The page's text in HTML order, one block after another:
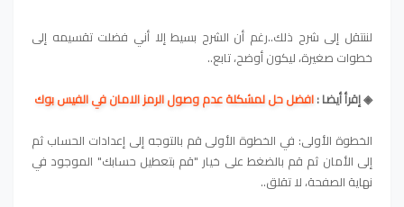
لننتقل إلى شرح ذلك..رغم أن الشرح بسيط إلا أني فضلت تقسيمه إلى
خطوات صغيرة، ليكون أوضح، تابع..
◈ إقرأ أيضا :افضل حل لمشكلة عدم وصول الرمز الامان في الفيس بوك
الخطوة الأولى: في الخطوة الأولى قم بالتوجه إلى إعدادات الحساب ثم
إلى الأمان ثم قم بالضغط على خيار "قم بتعطيل حسابك" الموجود في
نهاية الصفحة، لا تقلق..